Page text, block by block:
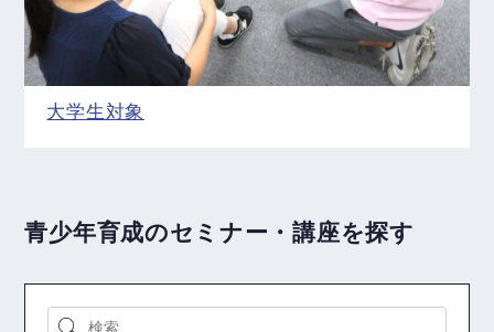
大学生対象
青少年育成のセミナー・講座を探す
検索